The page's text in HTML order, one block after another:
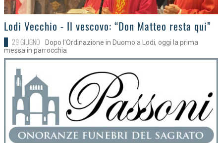
>Lodi Vecchio - Il vescovo: “Don Matteo resta qui”
29 GIUGNO
Dopo l'Ordinazione in Duomo a Lodi, oggi la prima
messa in parrocchia